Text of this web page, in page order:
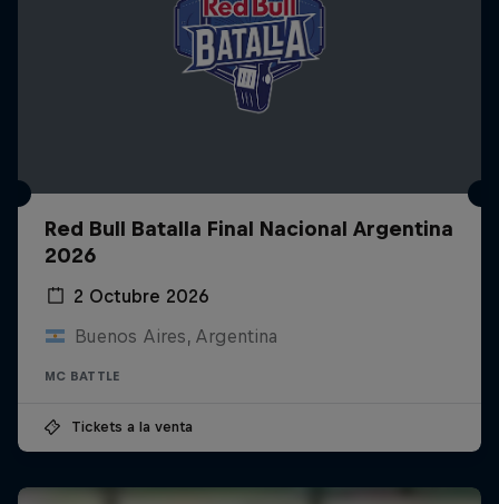
Red Bull Batalla Final Nacional Argentina
2026
2 Octubre 2026
Buenos Aires, Argentina
MC BATTLE
Tickets a la venta